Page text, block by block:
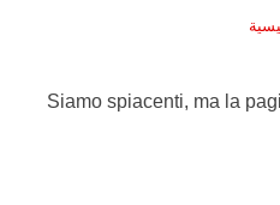
Siamo spiacenti, ma la